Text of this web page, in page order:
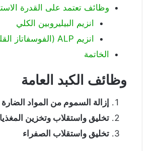
وظائف تعتمد على القدرة
انزيم البيليروبين الكلي
انزيم ALP (الفوسفاتاز القلوي)
الخاتمة
وظائف الكبد العامة
إزالة السموم من المواد الضارة
تخليق واستقلاب وتخزين
تخليق واستقلاب الصفراء